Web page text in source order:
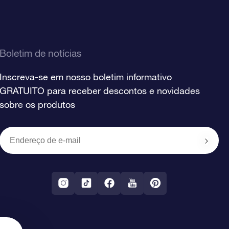
Boletim de notícias
Inscreva-se em nosso boletim informativo
GRATUITO para receber descontos e novidades
sobre os produtos